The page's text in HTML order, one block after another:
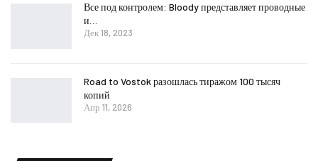
Все под контролем: Bloody представляет проводные
и…
Дек 18, 2023
Road to Vostok разошлась тиражом 100 тысяч
копий
Апр 11, 2026